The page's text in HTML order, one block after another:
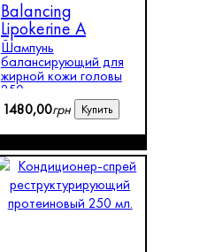
Balancing
Lipokerine A
Shampoo
Шампунь
балансирующий для
жирной кожи головы
250мл
1480,00грн Купить